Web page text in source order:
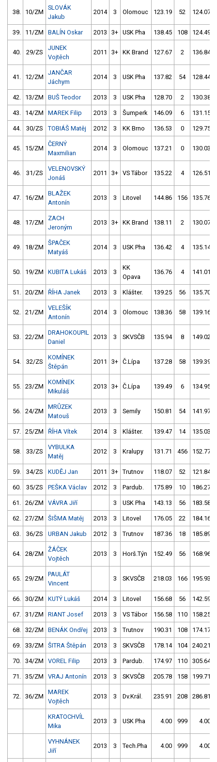
38. 10/ZM
SLOVÁK
Jakub
2014 3 Olomouc 123.19 52 124.07
39. 11/ZM BALÍN Oskar 2013 3+ USK Pha 138.45 108 124.49
40. 29/ZS
JUNEK
Vojtěch
2011 3+ KK Brand 127.67 2 136.84
41. 12/ZM
JANČAR
Jáchym
2014 3 USK Pha 137.82 54 128.44
42. 13/ZM BUŠ Teodor 2013 3 USK Pha 128.70 2 130.38
43. 14/ZM MAREK Filip 2013 3 Šumperk 146.09 6 131.15
44. 30/ZS TOBIÁŠ Matěj 2012 3 KK Brno 136.53 0 129.75
45. 15/ZM
ČERNÝ
Maxmilian
2014 3 Olomouc 137.21 0 130.03
46. 31/ZS
VELENOVSKÝ
Jonáš
2011 3+ VS Tábor 135.22 4 126.51
47. 16/ZM
BLAŽEK
Antonín
2013 3 Litovel 144.86 156 135.76
48. 17/ZM
ZACH
Jeroným
2013 3+ KK Brand 138.11 2 130.07
49. 18/ZM
ŠPAČEK
Matyáš
2014 3 USK Pha 136.42 4 135.14
50. 19/ZM KUBITA Lukáš 2013 3
KK
Opava
136.76 4 141.01
51. 20/ZM ŘÍHA Janek 2013 3 Klášter. 139.25 56 135.70
52. 21/ZM
VELEŠÍK
Antonín
2014 3 Olomouc 138.36 58 139.16
53. 22/ZM
DRAHOKOUPIL
Daniel
2013 3 SKVSČB 135.94 8 149.02
54. 32/ZS
KOMÍNEK
Štěpán
2011 3+ Č.Lípa 137.28 58 139.39
55. 23/ZM
KOMÍNEK
Mikuláš
2013 3+ Č.Lípa 139.49 6 134.95
56. 24/ZM
MRŮZEK
Matouš
2013 3 Semily 150.81 54 141.97
57. 25/ZM ŘÍHA Vítek 2014 3 Klášter. 139.47 14 135.03
58. 33/ZS
VYBULKA
Matěj
2012 3 Kralupy 131.71 456 152.77
59. 34/ZS KUDĚJ Jan 2011 3+ Trutnov 118.07 52 121.84
60. 35/ZS PEŠKA Václav 2012 3 Pardub. 175.89 10 186.27
61. 26/ZM VÁVRA Jiří 3 USK Pha 143.13 56 183.58
62. 27/ZM ŠIŠMA Matěj 2013 3 Litovel 176.05 22 184.16
63. 36/ZS URBAN Jakub 2012 3 Trutnov 187.36 18 185.89
64. 28/ZM
ŽÁČEK
Vojtěch
2013 3 Horš.Týn 152.49 56 168.96
65. 29/ZM
PAULÁT
Vincent
3 SKVSČB 218.03 166 195.93
66. 30/ZM KUTÝ Lukáš 2014 3 Litovel 156.68 56 142.59
67. 31/ZM RIANT Josef 2013 3 VS Tábor 156.58 110 158.25
68. 32/ZM BENÁK Ondřej 2013 3 Trutnov 190.31 108 174.17
69. 33/ZM ŠITRA Štěpán 2013 3 SKVSČB 178.14 104 240.21
70. 34/ZM VOREL Filip 2013 3 Pardub. 174.97 110 305.64
71. 35/ZM VRAJ Antonín 2013 3 SKVSČB 205.78 158 199.71
72. 36/ZM
MAREK
Vojtěch
2013 3 Dv.Král. 235.91 208 286.81
KRATOCHVÍL
Mika
2013 3 USK Pha 4.00 999 4.00
VYHNÁNEK
Jiří
2013 3 Tech.Pha 4.00 999 4.00